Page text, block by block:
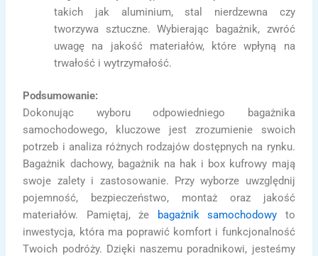
takich jak aluminium, stal nierdzewna czy
tworzywa sztuczne. Wybierając bagażnik, zwróć
uwagę na jakość materiałów, które wpłyną na
trwałość i wytrzymałość.
Podsumowanie:
Dokonując wyboru odpowiedniego bagażnika
samochodowego, kluczowe jest zrozumienie swoich
potrzeb i analiza różnych rodzajów dostępnych na rynku.
Bagażnik dachowy, bagażnik na hak i box kufrowy mają
swoje zalety i zastosowanie. Przy wyborze uwzględnij
pojemność, bezpieczeństwo, montaż oraz jakość
materiałów. Pamiętaj, że
bagażnik samochodowy to
inwestycja, która ma poprawić komfort i funkcjonalność
Twoich podróży. Dzięki naszemu poradnikowi, jesteśmy